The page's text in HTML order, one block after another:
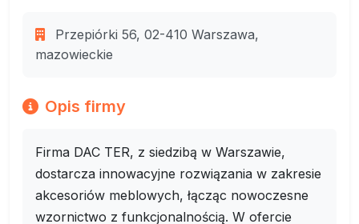
Przepiórki 56, 02-410 Warszawa,
mazowieckie
Opis firmy
Firma DAC TER, z siedzibą w Warszawie,
dostarcza innowacyjne rozwiązania w zakresie
akcesoriów meblowych, łącząc nowoczesne
wzornictwo z funkcjonalnością. W ofercie